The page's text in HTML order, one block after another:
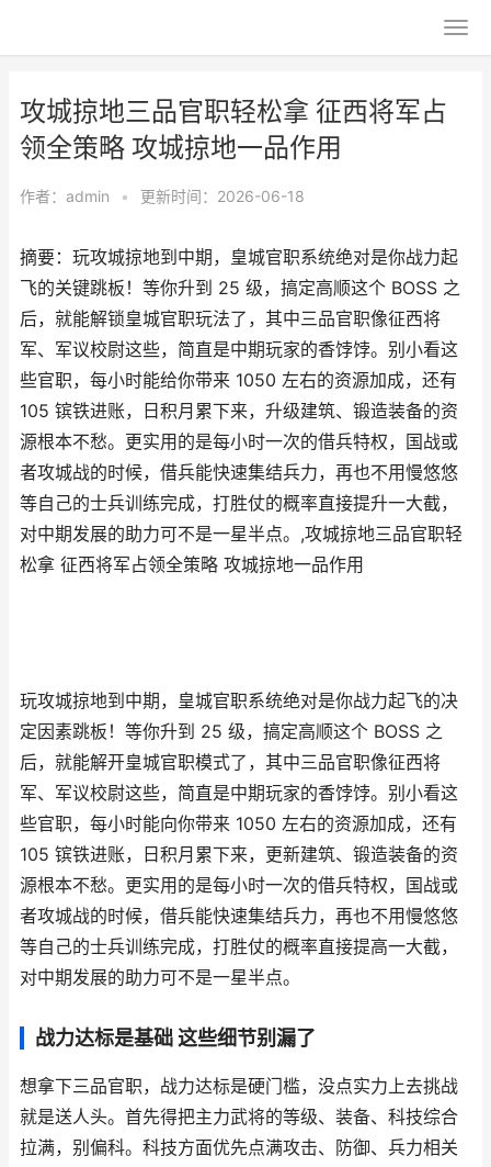
攻城掠地三品官职轻松拿 征西将军占
领全策略 攻城掠地一品作用
作者： admin • 更新时间：2026-06-18
摘要：玩攻城掠地到中期，皇城官职系统绝对是你战力起
飞的关键跳板！等你升到 25 级，搞定高顺这个 BOSS 之
后，就能解锁皇城官职玩法了，其中三品官职像征西将
军、军议校尉这些，简直是中期玩家的香饽饽。别小看这
些官职，每小时能给你带来 1050 左右的资源加成，还有
105 镔铁进账，日积月累下来，升级建筑、锻造装备的资
源根本不愁。更实用的是每小时一次的借兵特权，国战或
者攻城战的时候，借兵能快速集结兵力，再也不用慢悠悠
等自己的士兵训练完成，打胜仗的概率直接提升一大截，
对中期发展的助力可不是一星半点。,攻城掠地三品官职轻
松拿 征西将军占领全策略 攻城掠地一品作用
玩攻城掠地到中期，皇城官职系统绝对是你战力起飞的决
定因素跳板！等你升到 25 级，搞定高顺这个 BOSS 之
后，就能解开皇城官职模式了，其中三品官职像征西将
军、军议校尉这些，简直是中期玩家的香饽饽。别小看这
些官职，每小时能向你带来 1050 左右的资源加成，还有
105 镔铁进账，日积月累下来，更新建筑、锻造装备的资
源根本不愁。更实用的是每小时一次的借兵特权，国战或
者攻城战的时候，借兵能快速集结兵力，再也不用慢悠悠
等自己的士兵训练完成，打胜仗的概率直接提高一大截，
对中期发展的助力可不是一星半点。
战力达标是基础 这些细节别漏了
想拿下三品官职，战力达标是硬门槛，没点实力上去挑战
就是送人头。首先得把主力武将的等级、装备、科技综合
拉满，别偏科。科技方面优先点满攻击、防御、兵力相关